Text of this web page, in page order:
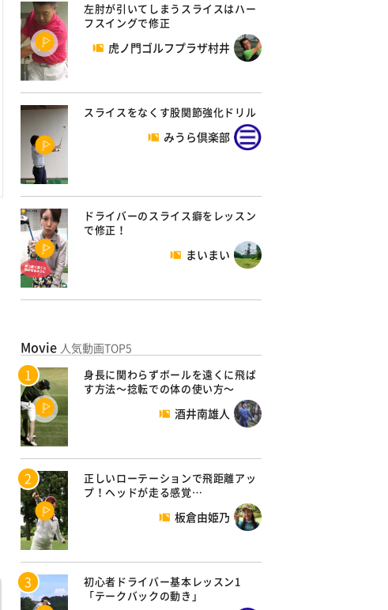
左肘が引いてしまうスライスはハー
フスイングで修正
虎ノ門ゴルフプラザ村井
スライスをなくす股関節強化ドリル
みうら倶楽部
ドライバーのスライス癖をレッスン
で修正！
まいまい
Movie 人気動画TOP5
身長に関わらずボールを遠くに飛ば
す方法～捻転での体の使い方～
酒井南雄人
正しいローテーションで飛距離アッ
プ！ヘッドが走る感覚…
板倉由姫乃
初心者ドライバー基本レッスン1
「テークバックの動き」